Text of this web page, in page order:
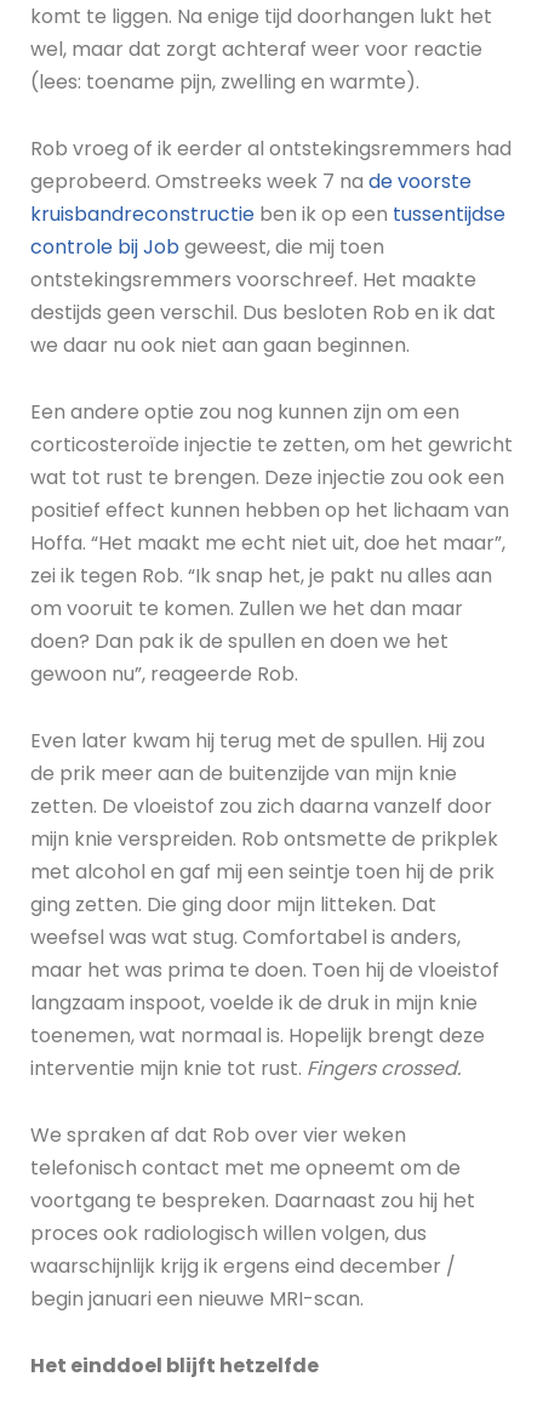
komt te liggen. Na enige tijd doorhangen lukt het
wel, maar dat zorgt achteraf weer voor reactie
(lees: toename pijn, zwelling en warmte).
Rob vroeg of ik eerder al ontstekingsremmers had
geprobeerd. Omstreeks week 7 na de voorste
kruisbandreconstructie ben ik op een tussentijdse
controle bij Job geweest, die mij toen
ontstekingsremmers voorschreef. Het maakte
destijds geen verschil. Dus besloten Rob en ik dat
we daar nu ook niet aan gaan beginnen.
Een andere optie zou nog kunnen zijn om een
corticosteroïde injectie te zetten, om het gewricht
wat tot rust te brengen. Deze injectie zou ook een
positief effect kunnen hebben op het lichaam van
Hoffa. “Het maakt me echt niet uit, doe het maar”,
zei ik tegen Rob. “Ik snap het, je pakt nu alles aan
om vooruit te komen. Zullen we het dan maar
doen? Dan pak ik de spullen en doen we het
gewoon nu”, reageerde Rob.
Even later kwam hij terug met de spullen. Hij zou
de prik meer aan de buitenzijde van mijn knie
zetten. De vloeistof zou zich daarna vanzelf door
mijn knie verspreiden. Rob ontsmette de prikplek
met alcohol en gaf mij een seintje toen hij de prik
ging zetten. Die ging door mijn litteken. Dat
weefsel was wat stug. Comfortabel is anders,
maar het was prima te doen. Toen hij de vloeistof
langzaam inspoot, voelde ik de druk in mijn knie
toenemen, wat normaal is. Hopelijk brengt deze
interventie mijn knie tot rust. Fingers crossed.
We spraken af dat Rob over vier weken
telefonisch contact met me opneemt om de
voortgang te bespreken. Daarnaast zou hij het
proces ook radiologisch willen volgen, dus
waarschijnlijk krijg ik ergens eind december /
begin januari een nieuwe MRI-scan.
Het einddoel blijft hetzelfde